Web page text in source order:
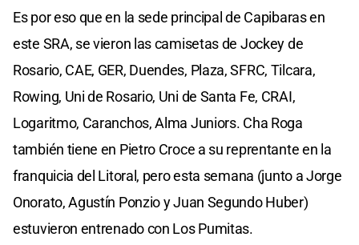
Es por eso que en la sede principal de Capibaras en
este SRA, se vieron las camisetas de Jockey de
Rosario, CAE, GER, Duendes, Plaza, SFRC, Tilcara,
Rowing, Uni de Rosario, Uni de Santa Fe, CRAI,
Logaritmo, Caranchos, Alma Juniors. Cha Roga
también tiene en Pietro Croce a su reprentante en la
franquicia del Litoral, pero esta semana (junto a Jorge
Onorato, Agustín Ponzio y Juan Segundo Huber)
estuvieron entrenado con Los Pumitas.